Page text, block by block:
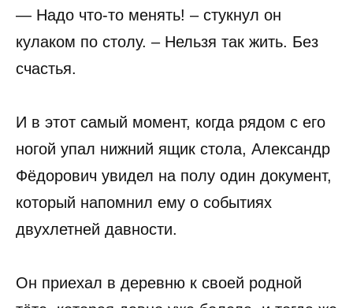
— Надо что-то менять! – стукнул он
кулаком по столу. – Нельзя так жить. Без
счастья.
И в этот самый момент, когда рядом с его
ногой упал нижний ящик стола, Александр
Фёдорович увидел на полу один документ,
который напомнил ему о событиях
двухлетней давности.
Он приехал в деревню к своей родной